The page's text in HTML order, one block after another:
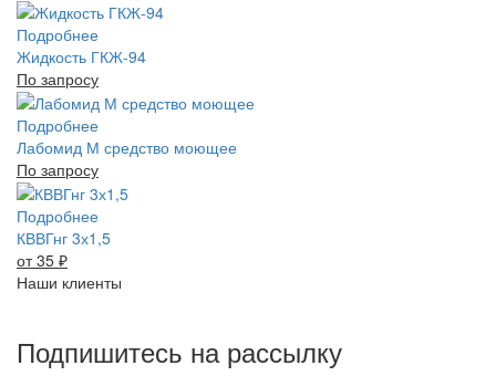
Подробнее
Жидкость ГКЖ-94
По запросу
Подробнее
Лабомид М средство моющее
По запросу
Подробнее
КВВГнг 3х1,5
от 35 ₽
Наши клиенты
Подпишитесь на рассылку